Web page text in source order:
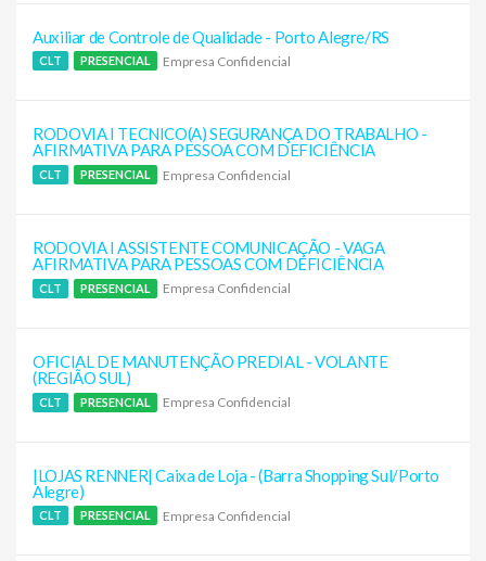
Auxiliar de Controle de Qualidade - Porto Alegre/RS
CLT PRESENCIAL Empresa Confidencial
RODOVIA I TECNICO(A) SEGURANÇA DO TRABALHO -
AFIRMATIVA PARA PESSOA COM DEFICIÊNCIA
CLT PRESENCIAL Empresa Confidencial
RODOVIA I ASSISTENTE COMUNICAÇÃO - VAGA
AFIRMATIVA PARA PESSOAS COM DEFICIÊNCIA
CLT PRESENCIAL Empresa Confidencial
OFICIAL DE MANUTENÇÃO PREDIAL - VOLANTE
(REGIÃO SUL)
CLT PRESENCIAL Empresa Confidencial
|LOJAS RENNER| Caixa de Loja - (Barra Shopping Sul/Porto
Alegre)
CLT PRESENCIAL Empresa Confidencial